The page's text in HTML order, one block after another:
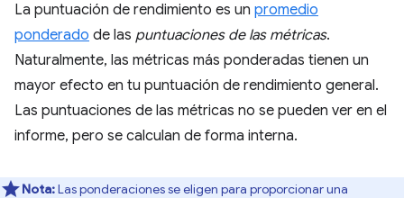
La puntuación de rendimiento es un promedio
ponderado de las puntuaciones de las métricas.
Naturalmente, las métricas más ponderadas tienen un
mayor efecto en tu puntuación de rendimiento general.
Las puntuaciones de las métricas no se pueden ver en el
informe, pero se calculan de forma interna.
Nota:Las ponderaciones se eligen para proporcionar una